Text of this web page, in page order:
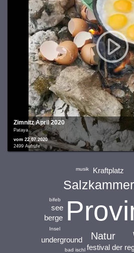
Zimnitz April 2020
Pataya
vom 22.07.2020
2499 Aufrufe
Natur
Kraftplatz
festival der
see
berge
underground
bifeb
Insel
bad ischl
musik